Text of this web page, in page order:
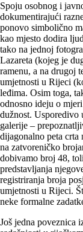
Spoju osobnog i
dokumentirajući
ponovo simbolično
kao mjesto dodira
tako na jednoj
Lazareta (kojeg je
ramenu, a na drugoj
umjetnosti u Rijeci
leđima. Osim toga,
odnosno ideju o
dužnost. Usporedivo
galerije –
dijagonalno peta crta
na zatvoreničko
dobivamo broj 48,
predstavljanja
registriranja broja
umjetnosti u Rijeci.
neke formalne
Još jedna poveznica